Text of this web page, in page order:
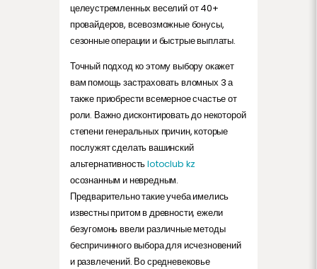
целеустремленных веселий от 40+
провайдеров, всевозможные бонусы,
сезонные операции и быстрые выплаты.
Точный подход ко этому выбору окажет
вам помощь застраховать вломных 3 а
также приобрести всемерное счастье от
роли. Важно дисконтировать до некоторой
степени генеральных причин, которые
послужят сделать вашинский
альтернативностьlotoclub kz
осознанным и невредным.
Предварительно такие учеба имелись
известны притом в древности, ежели
безугомонь ввели различные методы
беспричинного выбора для исчезновений
и развлечений. Во средневековье